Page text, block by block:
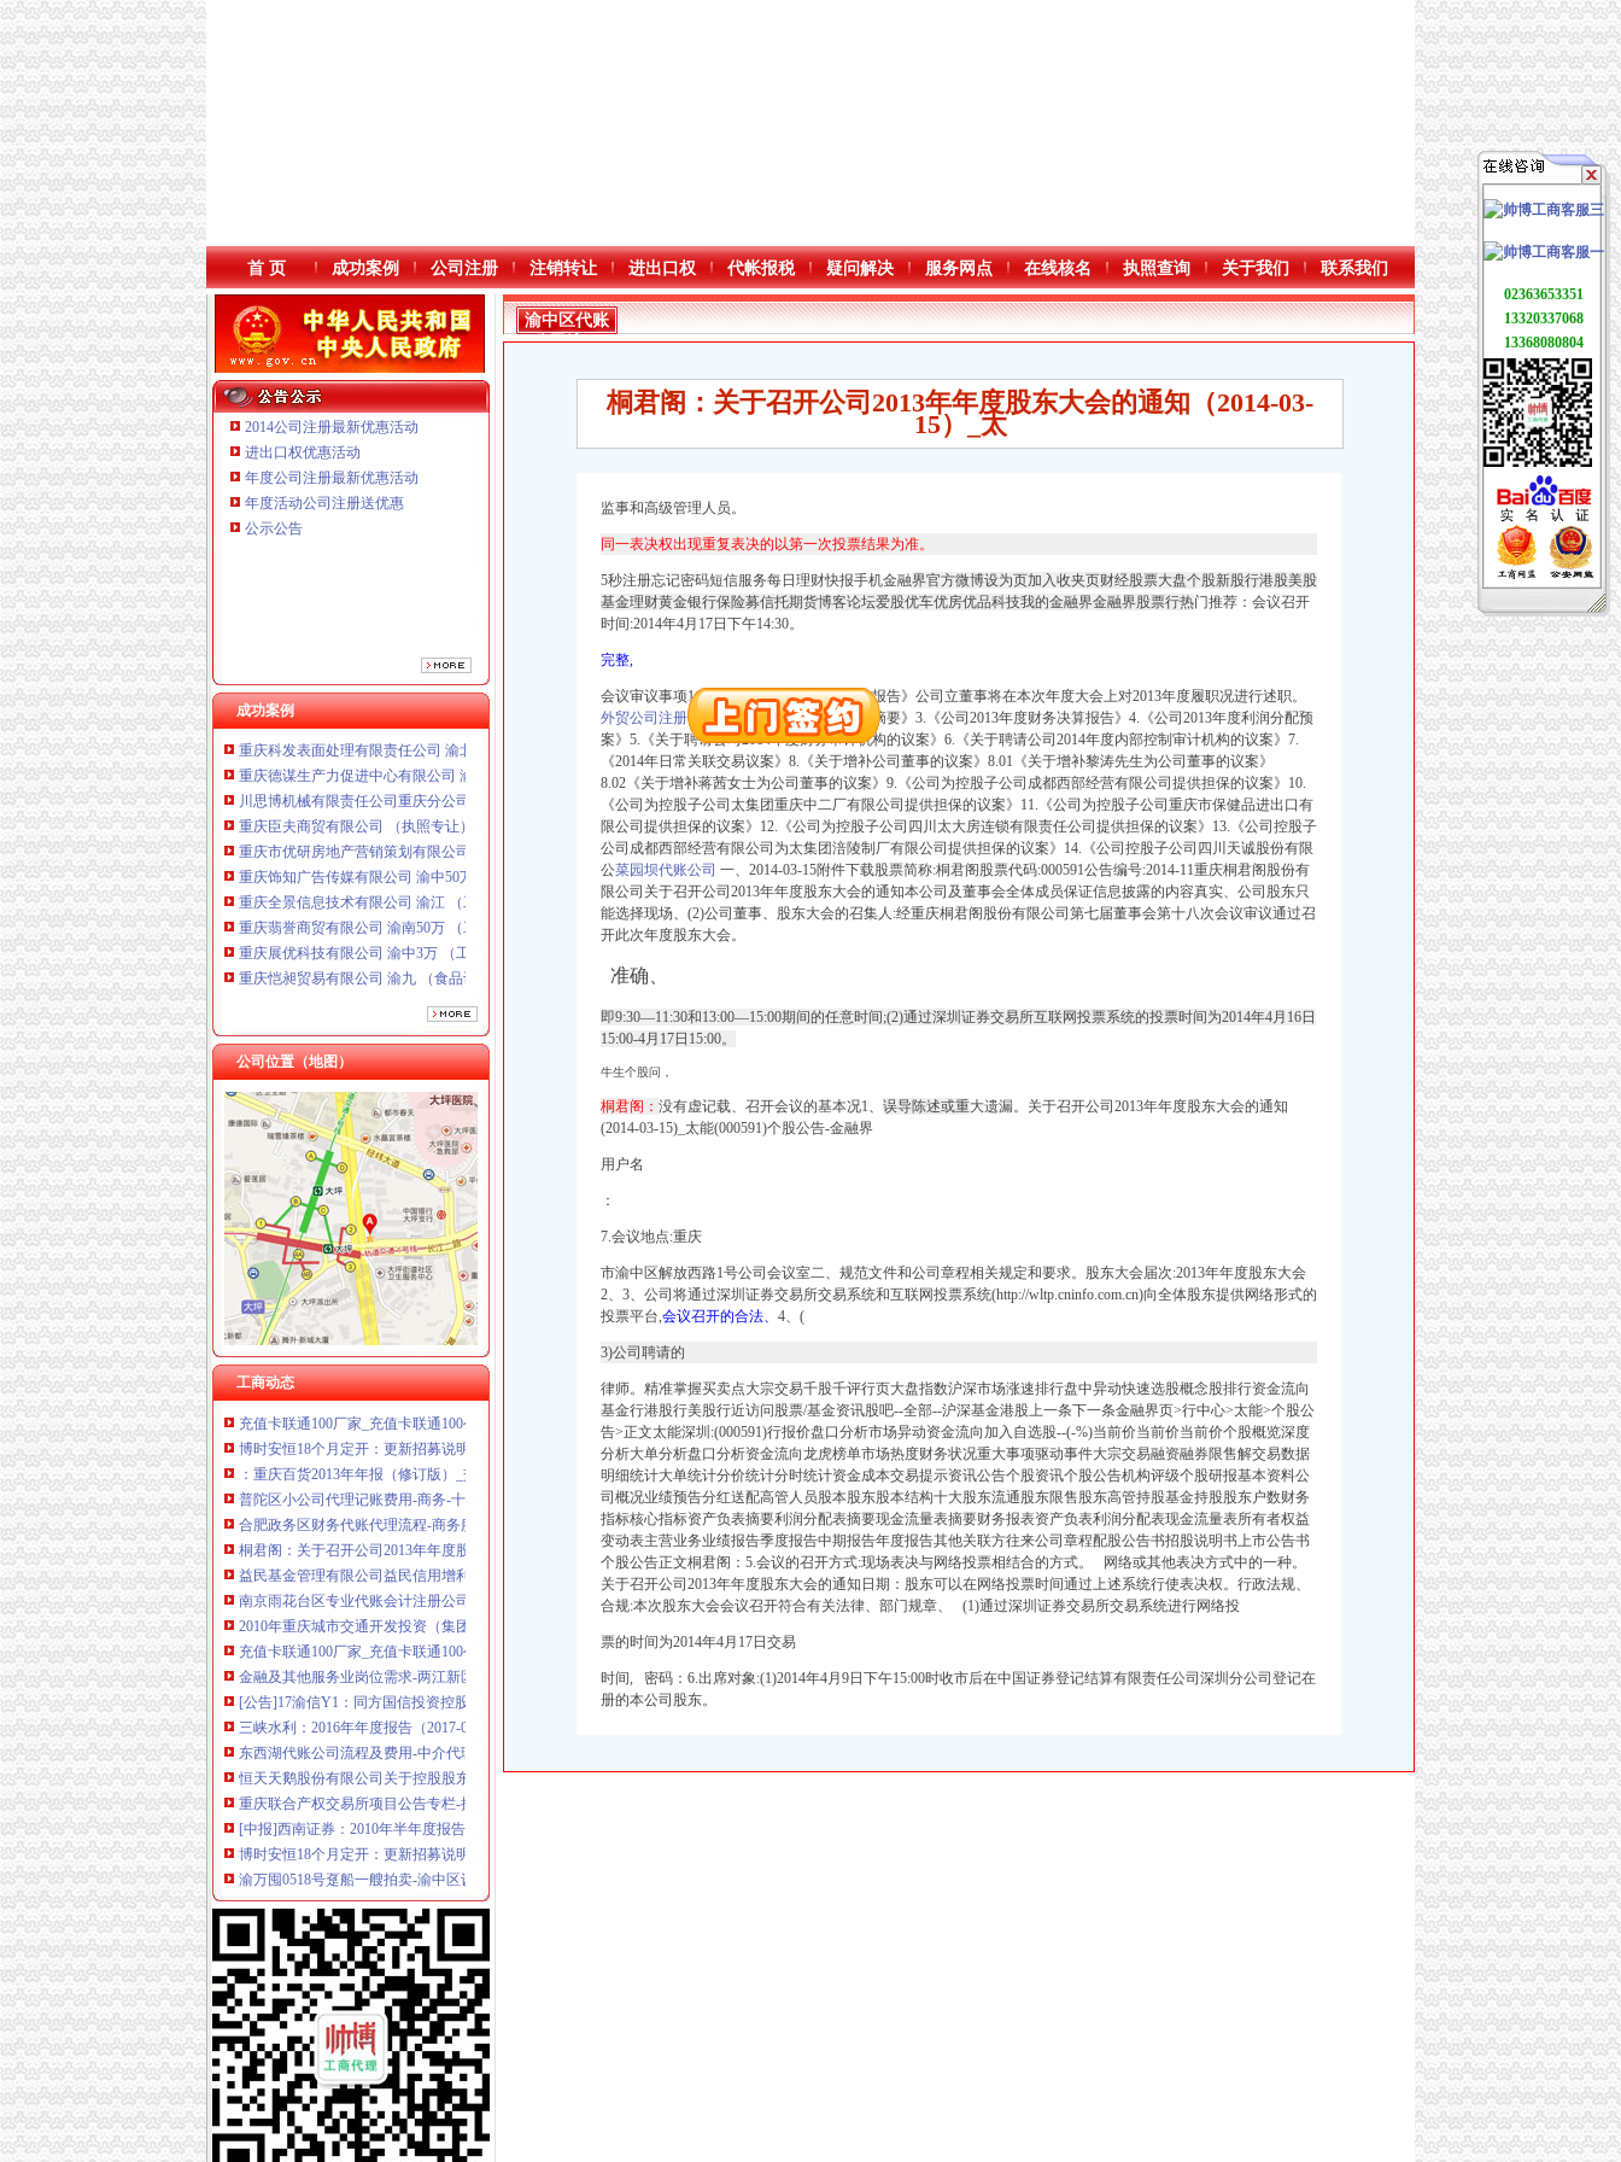
首 页 成功案例 公司注册 注销转让 进出口权 代帐报税 疑问解决 服务网点 在线核名 执照查询 关于我们 联系我们
2014公司注册最新优惠活动
进出口权优惠活动
年度公司注册最新优惠活动
年度活动公司注册送优惠
公示公告
成功案例
重庆臣夫商贸有限公司 （执照专让）
重庆恺昶贸易有限公司 渝九 （食品许可证）
重庆同济汽车设计有限公司 渝江25万 （工商注册）
重庆科发表面处理有限责任公司 渝北800万 （进出口权）
重庆德谋生产力促进中心有限公司 渝大10万 （工商注册）
川思博机械有限责任公司重庆分公司 渝江 （工商注册）
重庆臣夫商贸有限公司 （执照专让）
重庆市优研房地产营销策划有限公司
重庆饰知广告传媒有限公司 渝中50万 （工商注册）
重庆全景信息技术有限公司 渝江 （工商注册）
重庆翡誉商贸有限公司 渝南50万 （工商注册）
重庆展优科技有限公司 渝中3万 （工商注册）
重庆恺昶贸易有限公司 渝九 （食品许可证）
重庆同济汽车设计有限公司 渝江25万 （工商注册）
重庆德谋生产力促进中心有限公司 渝大10万 （工商注册）
川思博机械有限责任公司重庆分公司 渝江 （工商注册）
公司位置（地图）
工商动态
渝中区代账公司流程
东西湖代账公司流程及费用-中介代理-番禺社区网
包河区要素大市场附近注册公司流程及费用代账报税找姚-合肥58同城
回兴会计代账公司哪家好-商务服务-江日报
普陀区小公司代理记账费用-商务-十堰网
专利申请名录_2017专利申请企业黄页大全_商务联盟网
开发区高新企业代账流程-金泉网
恒天天鹅股份有限公司关于控股股东拟协议转让公司部分股份公开征
充值卡联通100厂家_充值卡联通100公司-阿里巴巴公司黄页
博时安恒18个月定开：更新招募说明书（2017年第2号）
：重庆百货2013年年报（修订版）_交易所公告_市场_中金在线
普陀区小公司代理记账费用-商务-十堰网
合肥政务区财务代账代理流程-商务服务-互动百科
桐君阁：关于召开公司2013年年度股东大会的通知（2014-03-15）_太
益民基金管理有限公司益民信用增利纯一年定期开放券型证券投
南京雨花台区专业代账会计注册公司流程_【会计服务】
2010年重庆城市交通开发投资（集团）有限公司公司券募集说明书_
充值卡联通100厂家_充值卡联通100公司-阿里巴巴公司黄页
金融及其他服务业岗位需求-两江新区官网
[公告]17渝信Y1：同方国信投资控股有限公司公开发行2017年可续期公
三峡水利：2016年年度报告（2017-03-25）_三峡水利（）个
东西湖代账公司流程及费用-中介代理-番禺社区网
恒天天鹅股份有限公司关于控股股东拟协议转让公司部分股份公开征
重庆联合产权交易所项目公告专栏-搜狐滚动
[中报]西南证券：2010年半年度报告-[中财网]
博时安恒18个月定开：更新招募说明书（2017年第2号）
渝万囤0518号趸船一艘拍卖-渝中区设备物资拍卖公告-众拍网
会计代理-重庆亿源财税
[年报]重庆路桥：2011年年度报告-[中财网]
关于横竖-重庆横竖房地产顾问有限公司
江岸区会计代账公司【2016企业税务详细流程请指点】-商务服务-信
资质代办设计施工一体化资质-78挂靠网
恒天天鹅股份有限公司关于控股股东拟协议转让公司部分股份公开征
重庆到荣成物流托运公司-货运部-濮网
鹏华丰尚券：更新招募说明书摘要（2017年11月）_基金频道_证券
瑶海区铜陵新村附近注册公司费用流程代账优惠找王晓猛-合肥58同城
桐君阁：关于召开公司2013年年度股东大会的通知_证券之星
代理记账、税务咨询、清理账-重庆渝中大坪公司注册-分类168信息网
重庆路桥（）公开发行2014年公司券（第二期）募集说明书_
渝中区代账
公司流程
桐君阁：关于召开公司2013年年度股东大会的通知（2014-03-
15）_太
监事和高级管理人员。
同一表决权出现重复表决的以第一次投票结果为准。
5秒注册忘记密码短信服务每日理财快报手机金融界官方微博设为页加入收夹页财经股票大盘个股新股行港股美股
基金理财黄金银行保险募信托期货博客论坛爱股优车优房优品科技我的金融界金融界股票行热门推荐：会议召开
时间:2014年4月17日下午14:30。
完整,
会议审议事项1.《公司2013年度董事会工作报告》公司立董事将在本次年度大会上对2013年度履职况进行述职。
外贸公司注册2.《公司2013年度报告和报告摘要》3.《公司2013年度财务决算报告》4.《公司2013年度利润分配预
案》5.《关于聘请公司2014年度财务审计机构的议案》6.《关于聘请公司2014年度内部控制审计机构的议案》7.
《2014年日常关联交易议案》8.《关于增补公司董事的议案》8.01《关于增补黎涛先生为公司董事的议案》
8.02《关于增补蒋茜女士为公司董事的议案》9.《公司为控股子公司成都西部经营有限公司提供担保的议案》10.
《公司为控股子公司太集团重庆中二厂有限公司提供担保的议案》11.《公司为控股子公司重庆市保健品进出口有
限公司提供担保的议案》12.《公司为控股子公司四川太大房连锁有限责任公司提供担保的议案》13.《公司控股子
公司成都西部经营有限公司为太集团涪陵制厂有限公司提供担保的议案》14.《公司控股子公司四川天诚股份有限
公菜园坝代账公司 一、2014-03-15附件下载股票简称:桐君阁股票代码:000591公告编号:2014-11重庆桐君阁股份有
限公司关于召开公司2013年年度股东大会的通知本公司及董事会全体成员保证信息披露的内容真实、公司股东只
能选择现场、(2)公司董事、股东大会的召集人:经重庆桐君阁股份有限公司第七届董事会第十八次会议审议通过召
开此次年度股东大会。
准确、
即9:30—11:30和13:00—15:00期间的任意时间;(2)通过深圳证券交易所互联网投票系统的投票时间为2014年4月16日
15:00-4月17日15:00。
牛生个股问，
桐君阁： 没有虚记载、召开会议的基本况1、 误导陈述或重大遗漏。关于召开公司2013年年度股东大会的通知
(2014-03-15)_太能(000591)个股公告-金融界
用户名
：
7.会议地点:重庆
市渝中区解放西路1号公司会议室 二、规范文件和公司章程相关规定和要求。股东大会届次:2013年年度股东大会
2、3、公司将通过深圳证券交易所交易系统和互联网投票系统(http://wltp.cninfo.com.cn)向全体股东提供网络形式的
投票平台,会议召开的合法、 4、(
3)公司聘请的
律师。精准掌握买卖点大宗交易千股千评行页大盘指数沪深市场涨速排行盘中异动快速选股概念股排行资金流向
基金行港股行美股行近访问股票/基金资讯股吧--全部--沪深基金港股上一条下一条金融界页>行中心>太能>个股公
告>正文太能深圳:(000591)行报价盘口分析市场异动资金流向加入自选股--(-%)当前价当前价当前价个股概览深度
分析大单分析盘口分析资金流向龙虎榜单市场热度财务状况重大事项驱动事件大宗交易融资融券限售解交易数据
明细统计大单统计分价统计分时统计资金成本交易提示资讯公告个股资讯个股公告机构评级个股研报基本资料公
司概况业绩预告分红送配高管人员股本股东股本结构十大股东流通股东限售股东高管持股基金持股股东户数财务
指标核心指标资产负表摘要利润分配表摘要现金流量表摘要财务报表资产负表利润分配表现金流量表所有者权益
变动表主营业务业绩报告季度报告中期报告年度报告其他关联方往来公司章程配股公告书招股说明书上市公告书
个股公告正文桐君阁：5.会议的召开方式:现场表决与网络投票相结合的方式。 网络或其他表决方式中的一种。
关于召开公司2013年年度股东大会的通知日期：股东可以在网络投票时间通过上述系统行使表决权。行政法规、
合规:本次股东大会会议召开符合有关法律、部门规章、 (1)通过深圳证券交易所交易系统进行网络投
票的时间为2014年4月17日交易
时间, 密码：6.出席对象:(1)2014年4月9日下午15:00时收市后在中国证券登记结算有限责任公司深圳分公司登记在
册的本公司股东。
02363653351
13320337068
13368080804